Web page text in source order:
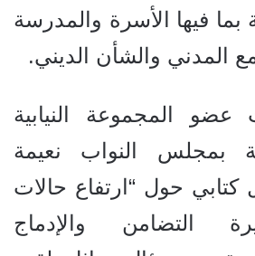
بما فيها الأسرة والمدرسة
المدني والشأن الديني.
عضو المجموعة النيابية
بمجلس النواب نعيمة
كتابي حول “ارتفاع حالات
التضامن والإدماج